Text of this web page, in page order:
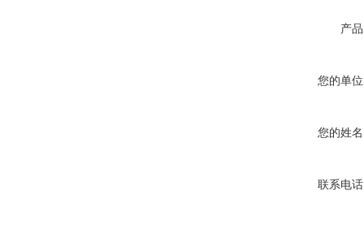
产
您的单
您的姓
联系电